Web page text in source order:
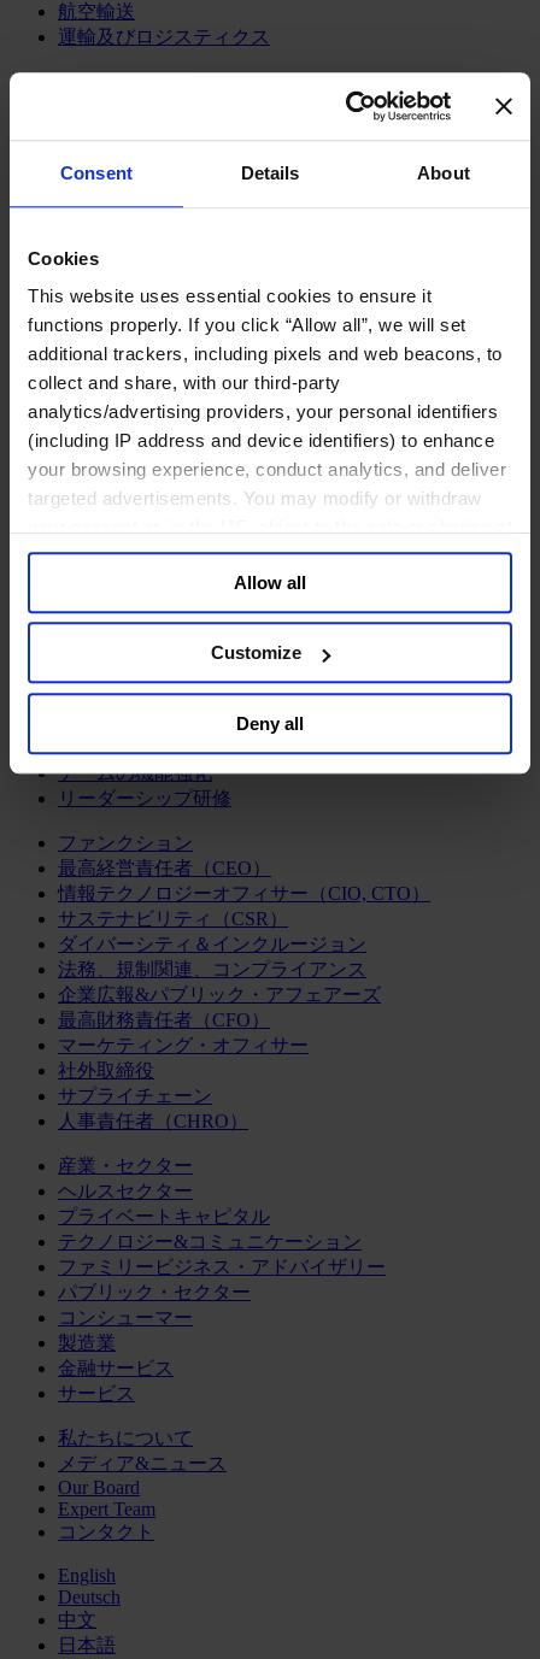
Consent Details About
Cookies
This website uses essential cookies to ensure it
functions properly. If you click “Allow all”, we will set
additional trackers, including pixels and web beacons, to
collect and share, with our third-party
analytics/advertising providers, your personal identifiers
(including IP address and device identifiers) to enhance
your browsing experience, conduct analytics, and deliver
targeted advertisements. You may modify or withdraw
your data for targeted advertising, by clicking “Do Not
Sell or Share My Personal Information” in the footer of
the website. You must opt-out of each device and each
browser. For additional information and retention terms
general collection and use of personal information see
Allow all
Customize
Deny all
航空輸送
運輸及びロジスティクス
ファンクション
産業・セクター
コンサルタント
オフィス
インサイト
企業情報
キャリア
日本語 Change
経営人材の評価
企業統治アドバイザリー
CEOサクセッション
チームの機能強化
リーダーシップ研修
ファンクション
最高経営責任者（CEO）
情報テクノロジーオフィサー（CIO, CTO）
サステナビリティ（CSR）
ダイバーシティ＆インクルージョン
法務、規制関連、コンプライアンス
企業広報&パブリック・アフェアーズ
最高財務責任者（CFO）
マーケティング・オフィサー
社外取締役
サプライチェーン
人事責任者（CHRO）
産業・セクター
ヘルスセクター
プライベートキャピタル
テクノロジー&コミュニケーション
ファミリービジネス・アドバイザリー
パブリック・セクター
コンシューマー
製造業
金融サービス
サービス
私たちについて
メディア&ニュース
Our Board
Expert Team
コンタクト
English
Deutsch
中文
日本語